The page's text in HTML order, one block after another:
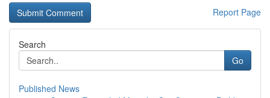
Report Page
Search
Go
Published News